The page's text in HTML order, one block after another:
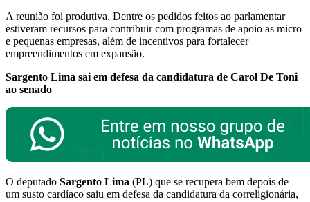
A reunião foi produtiva. Dentre os pedidos feitos ao parlamentar
estiveram recursos para contribuir com programas de apoio as micro
e pequenas empresas, além de incentivos para fortalecer
empreendimentos em expansão.
Sargento Lima sai em defesa da candidatura de Carol De Toni
ao senado
O deputado Sargento Lima (PL) que se recupera bem depois de
um susto cardíaco saiu em defesa da candidatura da correligionária,